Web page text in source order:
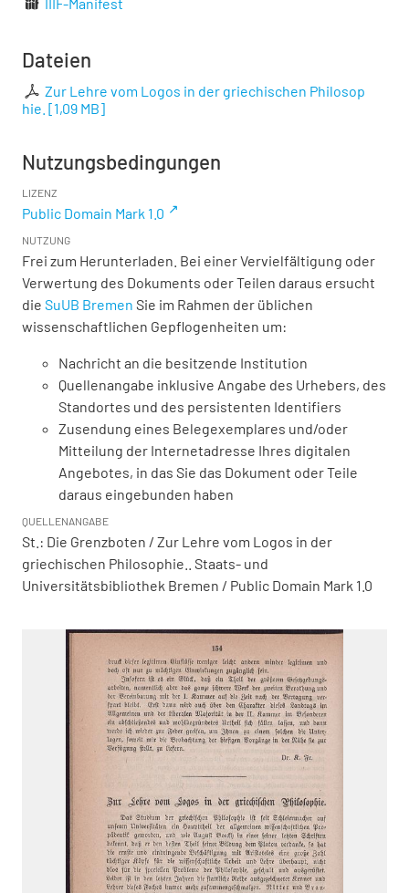
Dateien
Zur Lehre vom Logos in der griechischen Philosop
hie. [1,09 MB]
Nutzungsbedingungen
LIZENZ
Public Domain Mark 1.0
NUTZUNG
Frei zum Herunterladen. Bei einer Vervielfältigung oder
Verwertung des Dokuments oder Teilen daraus ersucht
die SuUB Bremen Sie im Rahmen der üblichen
wissenschaftlichen Gepflogenheiten um:
Nachricht an die besitzende Institution
Quellenangabe inklusive Angabe des Urhebers, des
Standortes und des persistenten Identifiers
Zusendung eines Belegexemplares und/oder
Mitteilung der Internetadresse Ihres digitalen
Angebotes, in das Sie das Dokument oder Teile
daraus eingebunden haben
QUELLENANGABE
St.: Die Grenzboten / Zur Lehre vom Logos in der
griechischen Philosophie.. Staats- und
Universitätsbibliothek Bremen / Public Domain Mark 1.0